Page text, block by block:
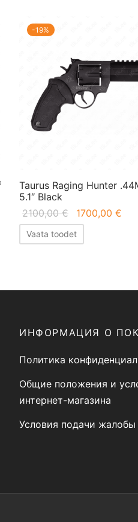
-19%
Taurus Raging Hunter
5.1″ Black
2100,00€
цена
составляла
1700,00 €
Vaata toodet
ИНФОРМАЦИЯ О
Политика
Общие положения и
интернет-магазина
Условия подачи жалобы